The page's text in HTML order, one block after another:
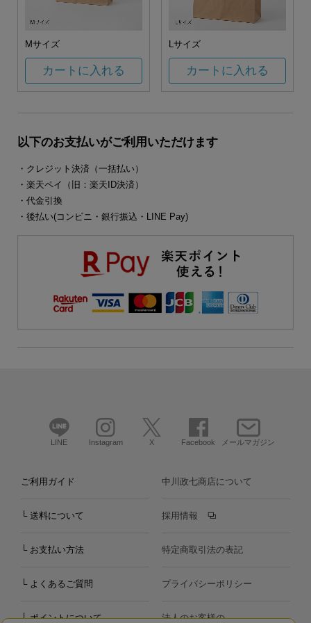
Mサイズ
カートに入れる
Lサイズ
カートに入れる
以下のお支払いがご利用いただけます
・クレジット決済（一括払い）
・楽天ペイ（旧：楽天ID決済）
・代金引換
・後払い(コンビニ・銀行振込・LINE Pay)
LINE Instagram X Facebook メールマガジン
ご利用ガイド
└ 送料について
└ お支払い方法
└ よくあるご質問
└ ポイントについて
中川政七商店について
採用情報
特定商取引法の表記
プライバシーポリシー
法人のお客様の